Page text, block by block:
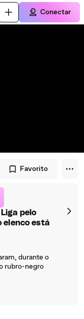
Conectar
Favorito
pelo
elenco está
durante o
rubro-negro